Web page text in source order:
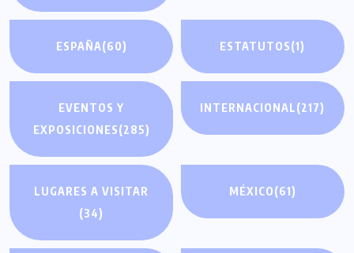
ESPAÑA(60) ESTATUTOS(1)
EVENTOS Y
EXPOSICIONES(285)
INTERNACIONAL(217)
LUGARES A VISITAR
(34)
MÉXICO(61)